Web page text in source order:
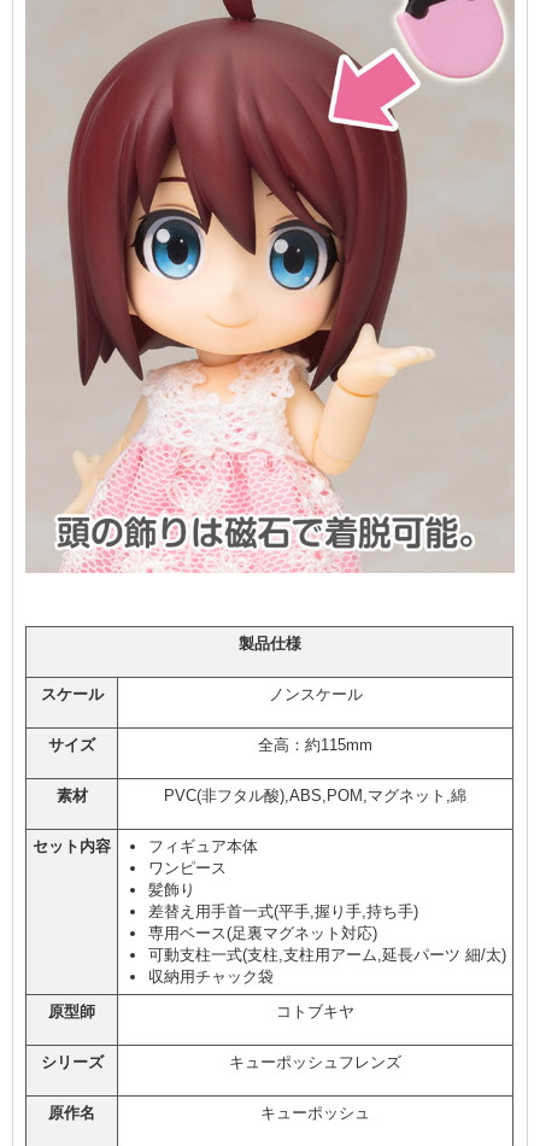
製品仕様
スケール ノンスケール
サイズ 全高：約115mm
素材 PVC(非フタル酸),ABS,POM,マグネット,綿
セット内容
フィギュア本体
ワンピース
髪飾り
差替え用手首一式(平手,握り手,持ち手)
専用ベース(足裏マグネット対応)
可動支柱一式(支柱,支柱用アーム,延長パーツ 細/太)
収納用チャック袋
原型師
コトブキヤ
シリーズ キューポッシュフレンズ
原作名 キューポッシュ